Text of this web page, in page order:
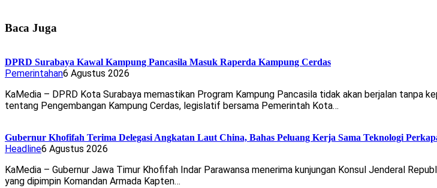
Baca Juga
DPRD Surabaya Kawal Kampung Pancasila Masuk Raperda Kampung Cerdas
Pemerintahan6 Agustus 2026
KaMedia – DPRD Kota Surabaya memastikan Program Kampung Pancasila tidak akan berjalan tanpa
tentang Pengembangan Kampung Cerdas, legislatif bersama Pemerintah Kota…
Gubernur Khofifah Terima Delegasi Angkatan Laut China, Bahas Peluang Kerja Sama Teknologi
Headline6 Agustus 2026
KaMedia – Gubernur Jawa Timur Khofifah Indar Parawansa menerima kunjungan Konsul Jenderal
yang dipimpin Komandan Armada Kapten…